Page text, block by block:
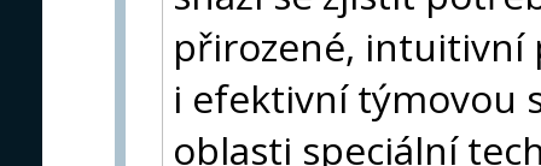
přirozené, intuitivní
i efektivní týmovou
oblasti speciální